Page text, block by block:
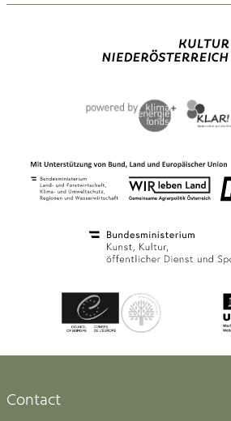
Contact